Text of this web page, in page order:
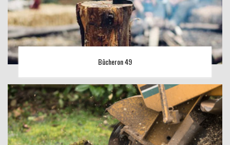
Bûcheron 49